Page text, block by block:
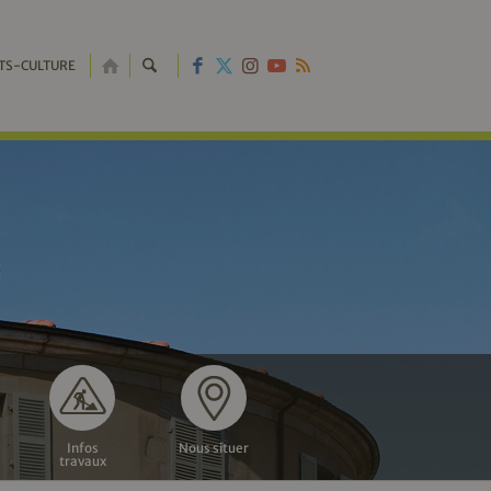
CULTURE RETOUR
Infos
travaux
Nous situer